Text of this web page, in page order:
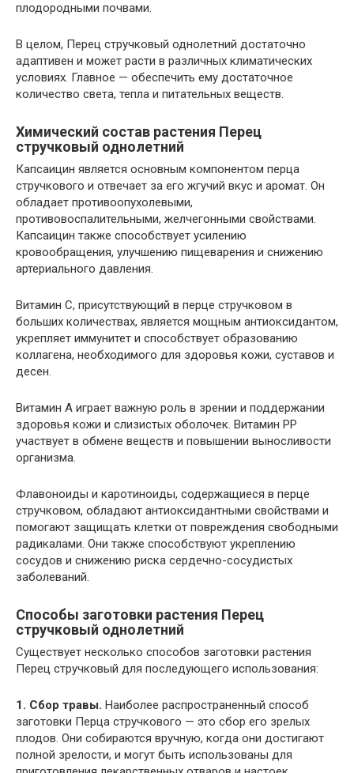
плодородными почвами.
В целом, Перец стручковый однолетний достаточно
адаптивен и может расти в различных климатических
условиях. Главное — обеспечить ему достаточное
количество света, тепла и питательных веществ.
Химический состав растения Перец
стручковый однолетний
Капсаицин является основным компонентом перца
стручкового и отвечает за его жгучий вкус и аромат. Он
обладает противоопухолевыми,
противовоспалительными, желчегонными свойствами.
Капсаицин также способствует усилению
кровообращения, улучшению пищеварения и снижению
артериального давления.
Витамин С, присутствующий в перце стручковом в
больших количествах, является мощным антиоксидантом,
укрепляет иммунитет и способствует образованию
коллагена, необходимого для здоровья кожи, суставов и
десен.
Витамин А играет важную роль в зрении и поддержании
здоровья кожи и слизистых оболочек. Витамин РР
участвует в обмене веществ и повышении выносливости
организма.
Флавоноиды и каротиноиды, содержащиеся в перце
стручковом, обладают антиоксидантными свойствами и
помогают защищать клетки от повреждения свободными
радикалами. Они также способствуют укреплению
сосудов и снижению риска сердечно-сосудистых
заболеваний.
Способы заготовки растения Перец
стручковый однолетний
Существует несколько способов заготовки растения
Перец стручковый для последующего использования:
1. Сбор травы. Наиболее распространенный способ
заготовки Перца стручкового — это сбор его зрелых
плодов. Они собираются вручную, когда они достигают
полной зрелости, и могут быть использованы для